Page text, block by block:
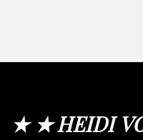
★ ★ HEIDI